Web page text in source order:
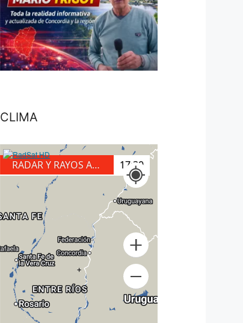
CLIMA
RADAR Y RAYOS A TIERRA 17:30
+